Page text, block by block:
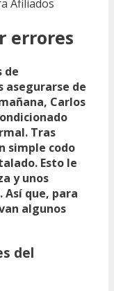
Afiliados
errores
de
asegurarse de
Carlos
Tras
simple codo
Esto le
y unos
Así que, para
algunos
del